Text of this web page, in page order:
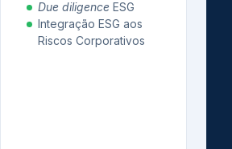
Due diligence ESG
Integração ESG aos
Riscos Corporativos